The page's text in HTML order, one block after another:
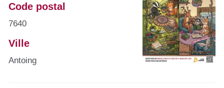
Code postal
7640
Ville
Antoing